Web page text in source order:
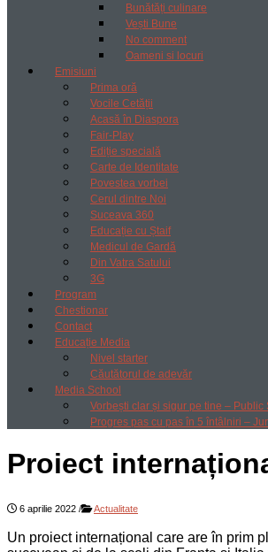
Bunătăți culinare
Vești Bune
No comment
Oameni si locuri
Emisiuni
Prima oră
Vocile Cetății
Acasă în Diaspora
Fair-Play
Ediție specială
Carte de Identitate
Povestea vorbei
Cerul dintre Noi
Suceava 360
Educație cu Ștaif
Medicul de Gardă
Din Vatra Satului
3G
Program
Chestionar
Contact
Educație Media
Nivel starter
Căutătorul de adevăr
Media School
Vorbești clar și sigur pe tine – Public
Progres pas cu pas în 5 întâlniri –
Proiect
6 aprilie 2022 / Actualitate
Un proiect internațional care are în prim